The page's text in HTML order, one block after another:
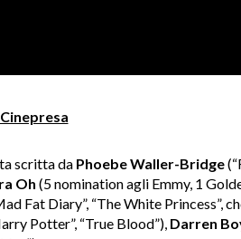
scritta da Phoebe Waller-Bridge
Oh (5 nomination agli Emmy, 1
Fat Diary”, “The White Princess”,
Potter”, “True Blood”), Darren